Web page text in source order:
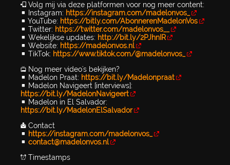
📲 Volg mij via deze platformen voor nog meer content:
▪️ Instagram: https://instagram.com/madelonvos_
▪️ YouTube: https://bitly.com/AbonnerenMadelonVos
▪️ Twitter: https://twitter.com/madelonvos__
▪️ Wekelijkse updates: http://bit.ly/2PJhnIR
▪️ Website: https://madelonvos.nl
▪️ TikTok: https://www.tiktok.com/@madelonvos_
📺 Nog meer video's bekijken?
▪️ Madelon Praat: https://bit.ly/Madelonpraat
▪️ Madelon Navigeert [interviews]:
https://bit.ly/MadelonNavigeert
▪️ Madelon in El Salvador:
https://bit.ly/MadelonElSalvador
📩 Contact
▪️ https://instagram.com/madelonvos_
▪️ contact@madelonvos.nl
⏰ Timestamps